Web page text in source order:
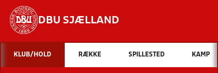
DBU SJÆLLAND
Hvad vil du søge efter?
INDHOLD OG NYHEDER
KLUB/HOLD RÆKKE SPILLESTED KAMP